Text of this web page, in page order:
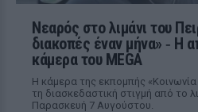
Νεαρός στο λιμάνι του
διακοπές έναν μήνα» ‑ Η
κάμερα του MEGA
Η κάμερα της εκπομπής
τη διασκεδαστική στιγμή από το
Παρασκευή 7 Αυγούστου.